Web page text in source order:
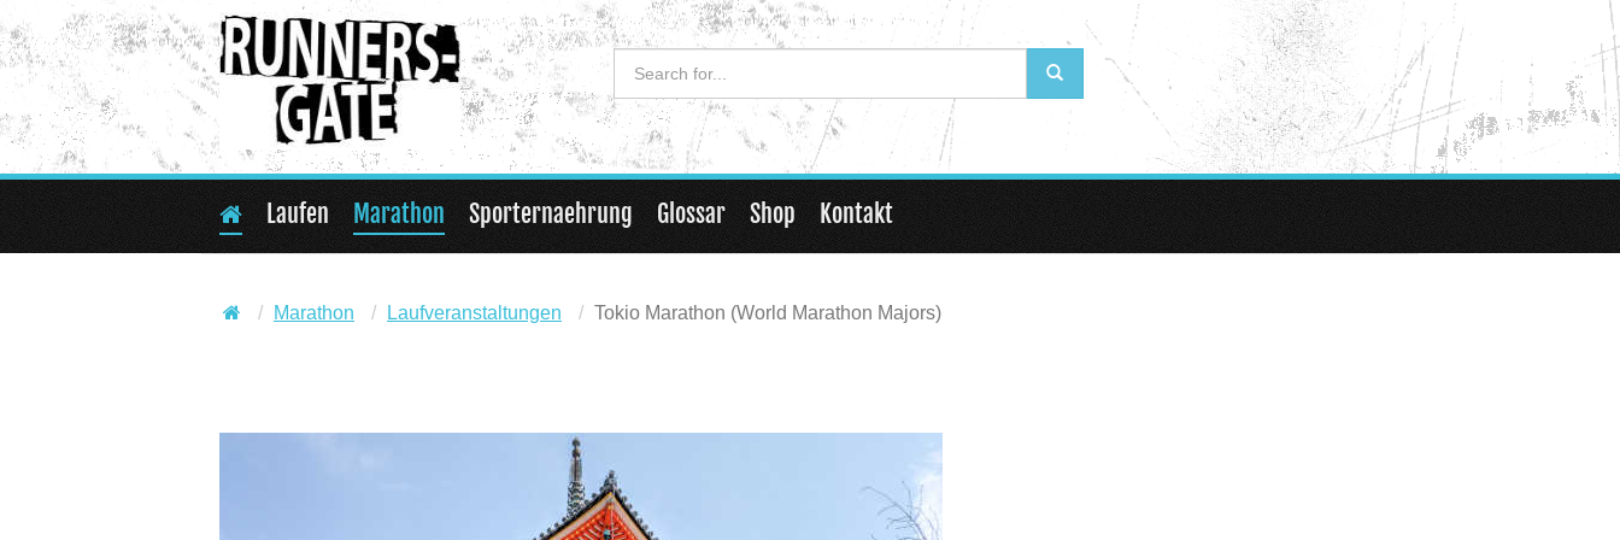
Laufen Marathon Sporternaehrung Glossar Shop Kontakt
Marathon Laufveranstaltungen Tokio Marathon (World Marathon Majors)